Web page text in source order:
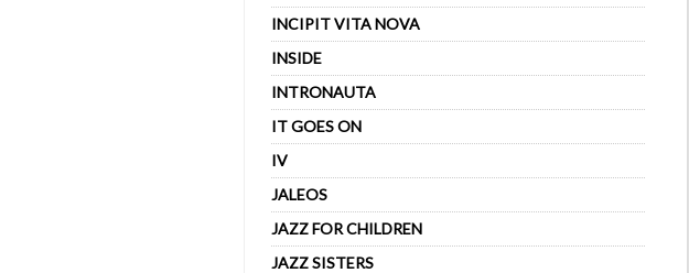
INCIPIT VITA NOVA
INSIDE
INTRONAUTA
IT GOES ON
IV
JALEOS
JAZZ FOR CHILDREN
JAZZ SISTERS